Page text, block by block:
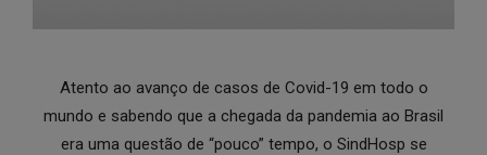
Atento ao avanço de casos de Covid-19 em todo o
mundo e sabendo que a chegada da pandemia ao Brasil
era uma questão de “pouco” tempo, o SindHosp se